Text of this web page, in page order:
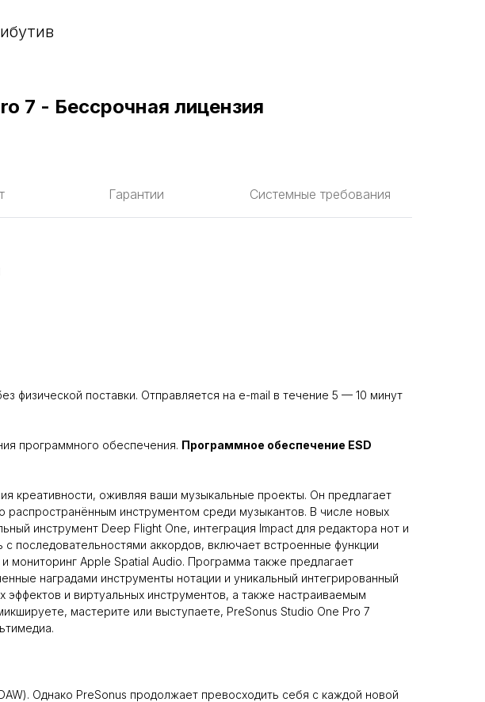
7 - Бессрочная лицензия
Гарантии Системные требования
физической поставки. Отправляется на e-mail в течение 5 — 10 минут
программного обеспечения. Программное обеспечение ESD
креативности, оживляя ваши музыкальные проекты. Он предлагает
распространённым инструментом среди музыкантов. В числе новых
инструмент Deep Flight One, интеграция Impact для редактора нот и
последовательностями аккордов, включает встроенные функции
мониторинг Apple Spatial Audio. Программа также предлагает
наградами инструменты нотации и уникальный интегрированный
и виртуальных инструментов, а также настраиваемым
мастерите или выступаете, PreSonus Studio One Pro 7
Однако PreSonus продолжает превосходить себя с каждой новой